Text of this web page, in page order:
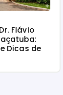
Flávio
Dicas de